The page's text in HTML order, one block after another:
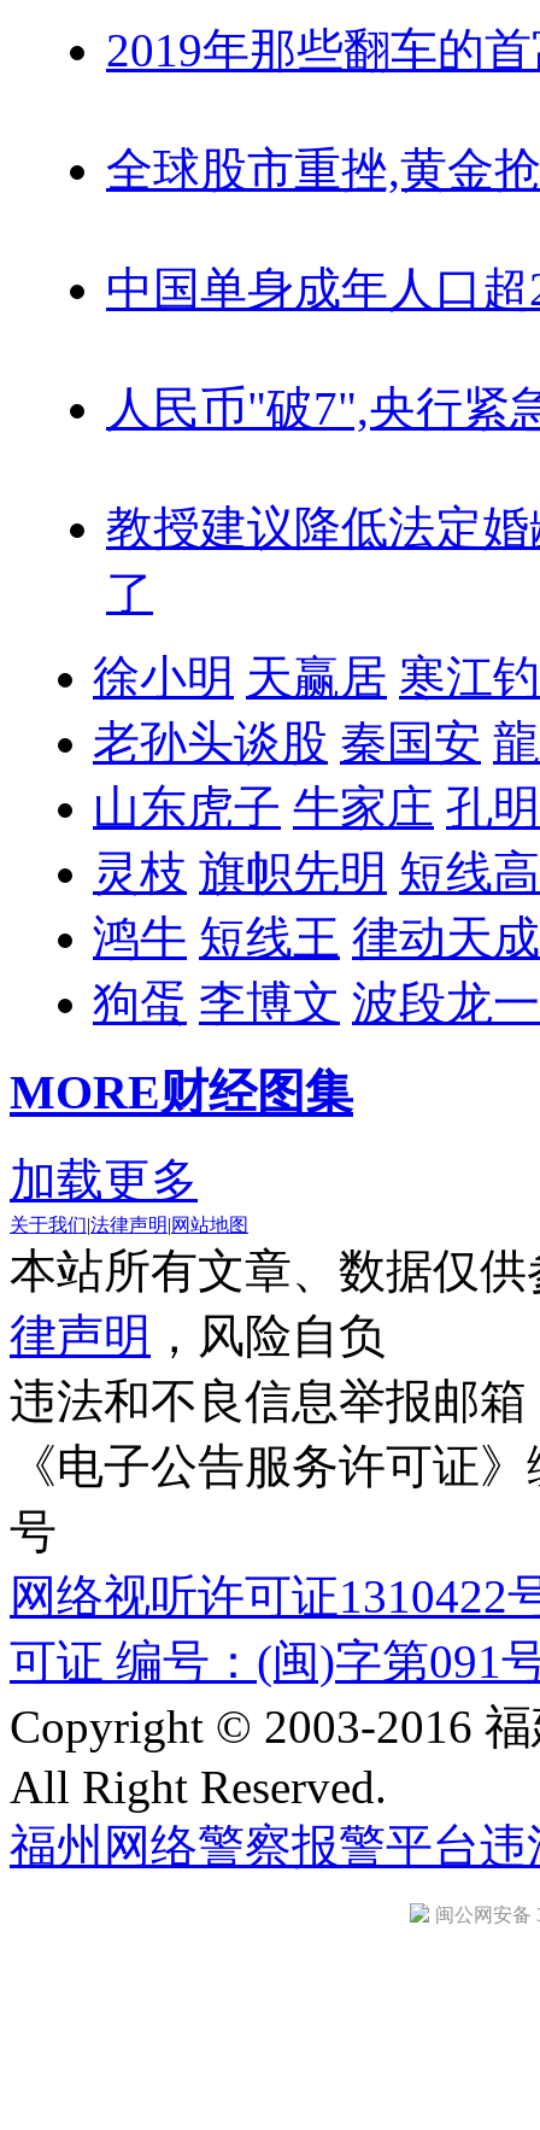
2019年那些翻车的
全球股市重挫,黄金
中国单身成年人口超
人民币"破7",央行紧
教授建议降低法定婚
了
徐小明 天赢居 寒江
老孙头谈股 秦国安
山东虎子 牛家庄 孔
灵枝 旗帜先明 短线
鸿牛 短线王 律动天成
狗蛋 李博文 波段龙一
MORE财经图集
加载更多
关于我们|法律声明|网站地图
本站所有文章、数据仅
律声明 ，风险自负
违法和不良信息举报邮箱
《电子公告服务许可证
号
网络视听许可证1310422
可证 编号：(闽)字第091
Copyright © 2003-2016
All Right Reserved.
福州网络警察报警平台违
闽公网安备